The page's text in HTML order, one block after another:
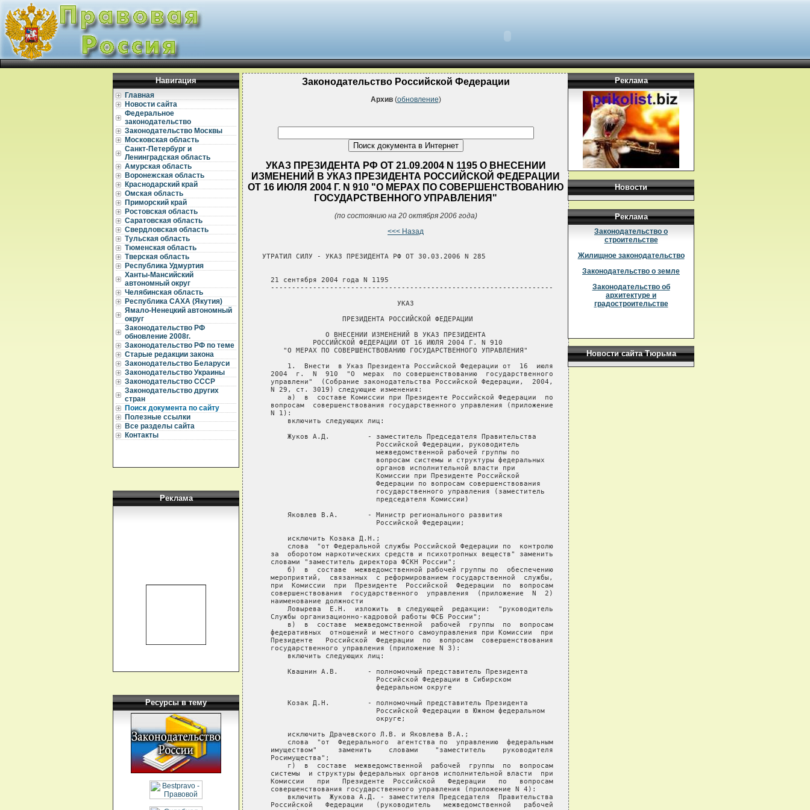
Навигация
Главная
Новости сайта
Федеральное
законодательство
Законодательство Москвы
Московская область
Санкт-Петербург и
Ленинградская область
Амурская область
Воронежская область
Краснодарский край
Омская область
Приморский край
Ростовская область
Саратовская область
Свердловская область
Тульская область
Тюменская область
Тверская область
Республика Удмуртия
Ханты-Мансийский
автономный округ
Челябинская область
Республика САХА (Якутия)
Ямало-Ненецкий автономный
округ
Законодательство РФ
обновление 2008г.
Законодательство РФ по теме
Старые редакции закона
Законодательство Беларуси
Законодательство Украины
Законодательство СССР
Законодательство других
стран
Поиск документа по сайту
Полезные ссылки
Все разделы сайта
Контакты
Реклама
Ресурсы в тему
Законодательство Российской Федерации
Архив (обновление)
УКАЗ ПРЕЗИДЕНТА РФ ОТ 21.09.2004 N 1195 О ВНЕСЕНИИ
ИЗМЕНЕНИЙ В УКАЗ ПРЕЗИДЕНТА РОССИЙСКОЙ ФЕДЕРАЦИИ
ОТ 16 ИЮЛЯ 2004 Г. N 910 "О МЕРАХ ПО СОВЕРШЕНСТВОВАНИЮ
ГОСУДАРСТВЕННОГО УПРАВЛЕНИЯ"
(по состоянию на 20 октября 2006 года)
<<< Назад
УТРАТИЛ СИЛУ - УКАЗ ПРЕЗИДЕНТА РФ ОТ 30.03.2006 N 285
   21 сентября 2004 года N 1195
   -------------------------------------------------------------------
                                 УКАЗ
                    ПРЕЗИДЕНТА РОССИЙСКОЙ ФЕДЕРАЦИИ
                О ВНЕСЕНИИ ИЗМЕНЕНИЙ В УКАЗ ПРЕЗИДЕНТА
             РОССИЙСКОЙ ФЕДЕРАЦИИ ОТ 16 ИЮЛЯ 2004 Г. N 910
      "О МЕРАХ ПО СОВЕРШЕНСТВОВАНИЮ ГОСУДАРСТВЕННОГО УПРАВЛЕНИЯ"
       1.  Внести  в Указ Президента Российской Федерации от  16  июля
   2004  г.  N  910  "О  мерах  по совершенствованию  государственного
   управлени"  (Собрание законодательства Российской Федерации,  2004,
   N 29, ст. 3019) следующие изменения:
       а)  в  составе Комиссии при Президенте Российской Федерации  по
   вопросам  совершенствования государственного управления (приложение
   N 1):
       включить следующих лиц:
       Жуков А.Д.         - заместитель Председателя Правительства
                            Российской Федерации, руководитель
                            межведомственной рабочей группы по
                            вопросам системы и структуры федеральных
                            органов исполнительной власти при
                            Комиссии при Президенте Российской
                            Федерации по вопросам совершенствования
                            государственного управления (заместитель
                            председателя Комиссии)
       Яковлев В.А.       - Министр регионального развития
                            Российской Федерации;
       исключить Козака Д.Н.;
       слова  "от Федеральной службы Российской Федерации по  контролю
   за  оборотом наркотических средств и психотропных веществ" заменить
   словами "заместитель директора ФСКН России";
       б)  в  составе  межведомственной рабочей группы по  обеспечению
   мероприятий,  связанных  с реформированием государственной  службы,
   при  Комиссии  при  Президенте  Российской  Федерации  по  вопросам
   совершенствования  государственного  управления  (приложение  N  2)
   наименование должности
       Ловырева  Е.Н.  изложить  в следующей  редакции:  "руководитель
   Службы организационно-кадровой работы ФСБ России";
       в)  в  составе  межведомственной  рабочей  группы  по  вопросам
   федеративных  отношений и местного самоуправления при Комиссии  при
   Президенте   Российской  Федерации  по  вопросам  совершенствования
   государственного управления (приложение N 3):
       включить следующих лиц:
       Квашнин А.В.       - полномочный представитель Президента
                            Российской Федерации в Сибирском
                            федеральном округе
       Козак Д.Н.         - полномочный представитель Президента
                            Российской Федерации в Южном федеральном
                            округе;
       исключить Драчевского Л.В. и Яковлева В.А.;
       слова  "от  Федерального  агентства по  управлению  федеральным
   имуществом"     заменить    словами    "заместитель    руководителя
   Росимущества";
       г)  в  составе  межведомственной  рабочей  группы  по  вопросам
   системы  и структуры федеральных органов исполнительной власти  при
   Комиссии   при   Президенте  Российской   Федерации   по   вопросам
   совершенствования государственного управления (приложение N 4):
       включить  Жукова А.Д. - заместителя Председателя  Правительства
   Российской   Федерации   (руководитель   межведомственной   рабочей
Реклама
Новости
Реклама
Законодательство о
строительстве
Жилищное законодательство
Законодательство о земле
Законодательство об
архитектуре и
градостроительстве
Новости сайта Тюрьма